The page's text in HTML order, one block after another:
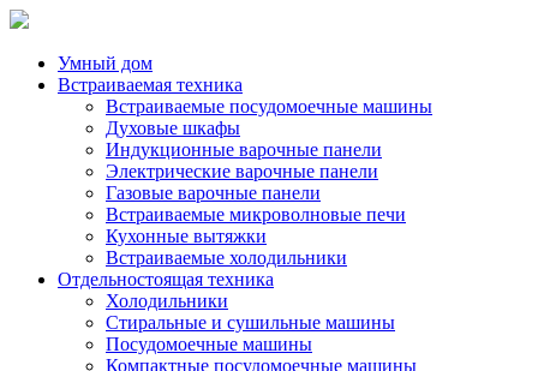
Умный дом
Встраиваемая техника
Встраиваемые посудомоечные машины
Духовые шкафы
Индукционные варочные панели
Электрические варочные панели
Газовые варочные панели
Встраиваемые микроволновые печи
Кухонные вытяжки
Встраиваемые холодильники
Отдельностоящая техника
Холодильники
Стиральные и сушильные машины
Посудомоечные машины
Компактные посудомоечные машины